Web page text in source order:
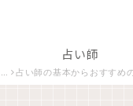
占い師
占い師の基本からおすすめの占い師、占い師になる方法までを紹介。占い師の世界を知りたい方はこち